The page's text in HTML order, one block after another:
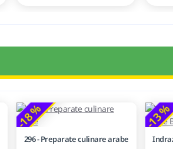
-18 %
296 - Preparate culinare arabe
-13 %